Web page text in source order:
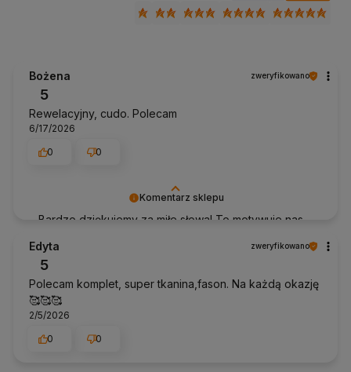
Komentarz sklepu
Bardzo dziękujemy za miłe słowa! To motywuje nas
Bożena zweryfikowano
5
Rewelacyjny, cudo. Polecam
6/17/2026
0
0
Edyta zweryfikowano
5
Polecam komplet, super tkanina,fason. Na każdą okazję
🥰🥰🥰
2/5/2026
0
0